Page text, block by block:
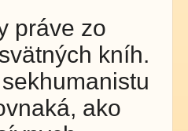
práve zo
kníh.
ako